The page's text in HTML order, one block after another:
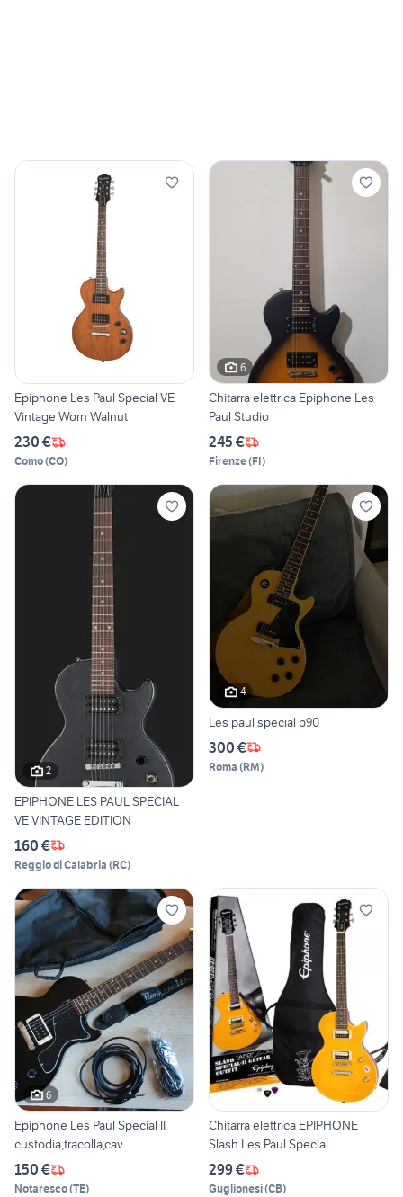
Epiphone Les Paul Special VE
Vintage Worn Walnut
230 €
Como(CO)
6
Chitarra elettrica Epiphone Les
Paul Studio
245 €
Firenze(FI)
2
EPIPHONE LES PAUL SPECIAL
VE VINTAGE EDITION
160 €
Reggio di Calabria (RC)
4
Les paul special p90
300 €
Roma (RM)
6
Epiphone Les Paul Special II
custodia,tracolla,cav
150 €
Notaresco(TE)
Chitarra elettrica EPIPHONE
Slash Les Paul Special
299 €
Guglionesi(CB)